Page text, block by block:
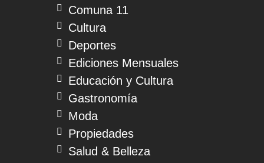
Comuna 11
Cultura
Deportes
Ediciones Mensuales
Educación y Cultura
Gastronomía
Moda
Propiedades
Salud & Belleza